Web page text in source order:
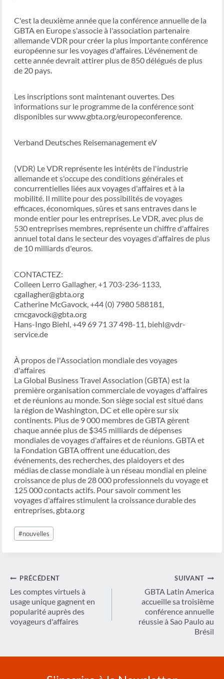
C'est la deuxième année que la conférence annuelle de la
GBTA en Europe s'associe à l'association partenaire
allemande VDR pour créer la plus importante conférence
européenne sur les voyages d'affaires. L'événement de
cette année devrait attirer plus de 850 délégués de plus
de 20 pays.
Les inscriptions sont maintenant ouvertes. Des
informations sur le programme de la conférence sont
disponibles sur www.gbta.org/europeconference.
Verband Deutsches Reisemanagement eV
(VDR) Le VDR représente les intérêts de l'industrie
allemande et s'occupe des conditions générales et
concurrentielles liées aux voyages d'affaires et à la
mobilité. Il milite pour des possibilités de voyages
efficaces, économiques, sûres et sans entraves dans le
monde entier pour les entreprises. Le VDR, avec plus de
530 entreprises membres, représente un chiffre d'affaires
annuel total dans le secteur des voyages d'affaires de plus
de 10 milliards d'euros.
CONTACTEZ:
Colleen Lerro Gallagher, +1 703-236-1133,
cgallagher@gbta.org
Catherine McGavock, +44 (0) 7980 588181,
cmcgavock@gbta.org
Hans-Ingo Biehl, +49 69 71 37 498-11, biehl@vdr-
service.de
À propos de l'Association mondiale des voyages
d'affaires
La Global Business Travel Association (GBTA) est la
première organisation commerciale de voyages d'affaires
et de réunions au monde. Son siège social est situé dans
la région de Washington, DC et elle opère sur six
continents. Plus de 9 000 membres de GBTA gèrent
chaque année plus de $345 milliards de dépenses
mondiales de voyages d'affaires et de réunions. GBTA et
la Fondation GBTA offrent une éducation, des
événements, des recherches, des plaidoyers et des
médias de classe mondiale à un réseau mondial en pleine
croissance de plus de 28 000 professionnels du voyage et
125 000 contacts actifs. Pour savoir comment les
voyages d'affaires stimulent la croissance durable des
entreprises, gbta.org
Étiquettes
de
#nouvelles
Navigation
de
l’article
PRÉCÉDENT
Les comptes virtuels à
usage unique gagnent en
popularité auprès des
voyageurs d'affaires
SUIVANT
GBTA Latin America
accueille sa troisième
conférence annuelle
réussie à Sao Paulo au
Brésil